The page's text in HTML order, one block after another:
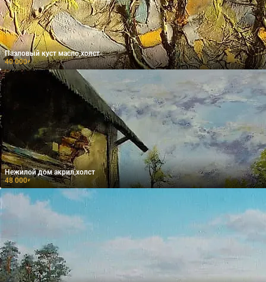
Пазловый куст масло,холст
40 000₽
Нежилой дом акрил,холст
48 000₽